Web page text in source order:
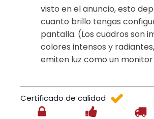
visto en el anuncio, esto
cuanto brillo tengas
pantalla. (Los cuadros son
colores intensos y
emiten luz como un
Certificado de calidad